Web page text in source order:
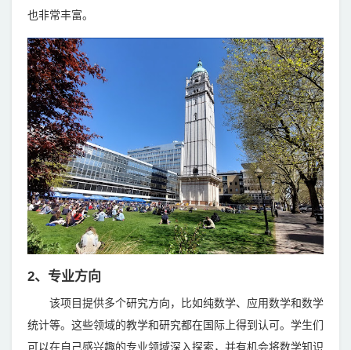
也非常丰富。
2、专业方向
该项目提供多个研究方向，比如纯数学、应用数学和数学
统计等。这些领域的教学和研究都在国际上得到认可。学生们
可以在自己感兴趣的专业领域深入探索，并有机会将数学知识